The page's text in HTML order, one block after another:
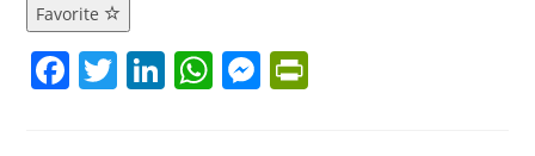
Favorite
F T Li W M